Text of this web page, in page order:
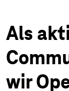
Als
wir